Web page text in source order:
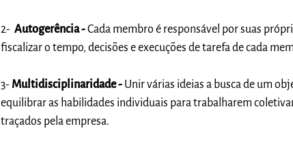
2-Autogerência -Cada membro é responsável por suas
fiscalizar o tempo, decisões e execuções de tarefa de cada
3- Multidisciplinaridade - Unir várias ideias a busca de um
equilibrar as habilidades individuais para trabalharem
traçados pela empresa.